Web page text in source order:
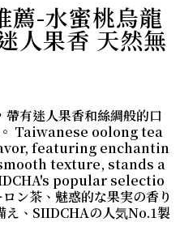
薦-水蜜桃烏龍
人果香 天然無
有迷人果香和絲綢般的口
。 Taiwanese oolong tea
featuring enchantin
texture, stands a
popular selectio
ン茶、魅惑的な果実の香り
え、SIIDCHAの人気No.1製